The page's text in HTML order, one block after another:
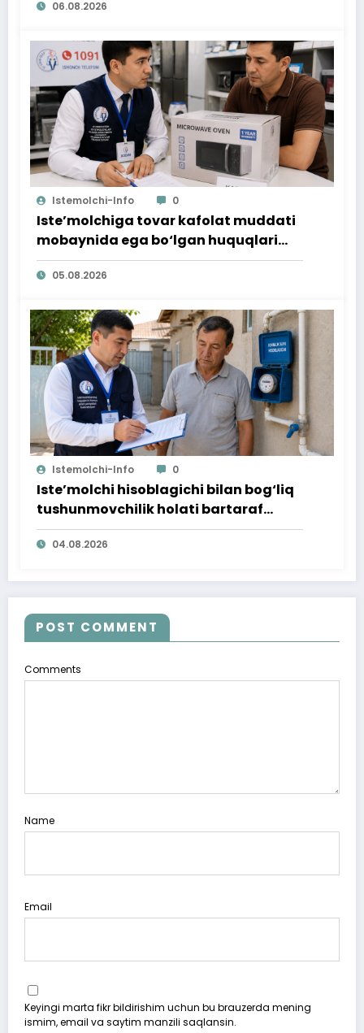
06.08.2026
Istemolchi-Info 0
Iste’molchiga tovar kafolat muddati
mobaynida ega bo‘lgan huquqlari
ta’minlab berildi
05.08.2026
Istemolchi-Info 0
Iste’molchi hisoblagichi bilan bog‘liq
tushunmovchilik holati bartaraf
qilindi
04.08.2026
POST COMMENT
Comments
Name
Email
Keyingi marta fikr bildirishim uchun bu brauzerda mening
ismim, email va saytim manzili saqlansin.